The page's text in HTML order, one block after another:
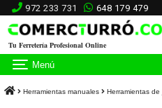
972 233 731 648 179 479
Tu Ferretería Profesional Online
Menú
Herramientas manuales Herramientas